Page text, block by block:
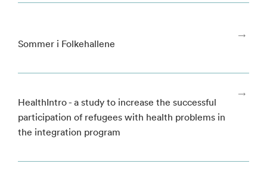
Sommer i Folkehallene
HealthIntro - a study to increase the successful
participation of refugees with health problems in
the integration program